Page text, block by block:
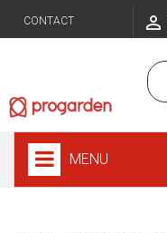
CONTACT 
MENU